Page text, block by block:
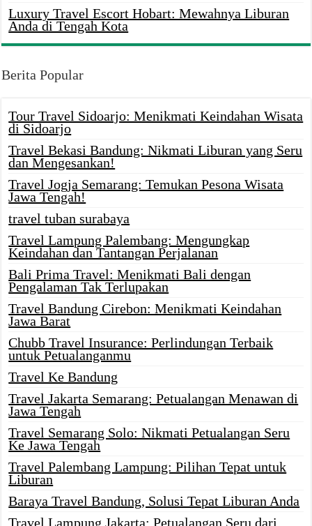
Luxury Travel Escort Hobart: Mewahnya Liburan
Anda di Tengah Kota
Berita Popular
Tour Travel Sidoarjo: Menikmati Keindahan Wisata
di Sidoarjo
Travel Bekasi Bandung: Nikmati Liburan yang Seru
dan Mengesankan!
Travel Jogja Semarang: Temukan Pesona Wisata
Jawa Tengah!
travel tuban surabaya
Travel Lampung Palembang: Mengungkap
Keindahan dan Tantangan Perjalanan
Bali Prima Travel: Menikmati Bali dengan
Pengalaman Tak Terlupakan
Travel Bandung Cirebon: Menikmati Keindahan
Jawa Barat
Chubb Travel Insurance: Perlindungan Terbaik
untuk Petualanganmu
Travel Ke Bandung
Travel Jakarta Semarang: Petualangan Menawan di
Jawa Tengah
Travel Semarang Solo: Nikmati Petualangan Seru
Ke Jawa Tengah
Travel Palembang Lampung: Pilihan Tepat untuk
Liburan
Baraya Travel Bandung, Solusi Tepat Liburan Anda
Travel Lampung Jakarta: Petualangan Seru dari